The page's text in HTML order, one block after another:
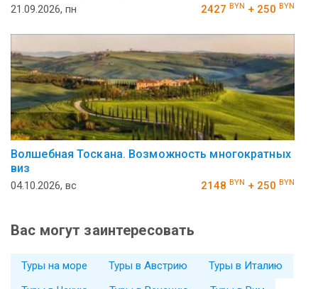
21.09.2026, пн 2427 BYN + 250 BYN
Волшебная Тоскана. Возможность многократных
виз
04.10.2026, вс 2148 BYN + 250 BYN
Вас могут заинтересовать
Туры на море Туры в Австрию
Туры в Италию